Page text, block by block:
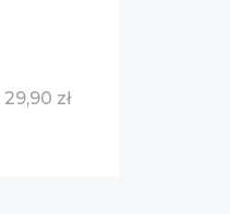
29,90 zł